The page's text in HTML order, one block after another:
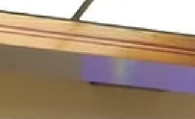
2025年3月29日，“我是中华友好小使者·第三届国
青少年口才大赛（冲绳赛区）”在冲绳县立博物馆
重举行。 本次大赛由冲绳新华侨华人总会主办，
国驻福冈总领事馆杨庆东总领事、日中友好相关人
士、赞助企业、当地中文学习者及其家属等众多嘉
宾齐聚一堂，现场始终洋溢着温馨热烈的氛围...